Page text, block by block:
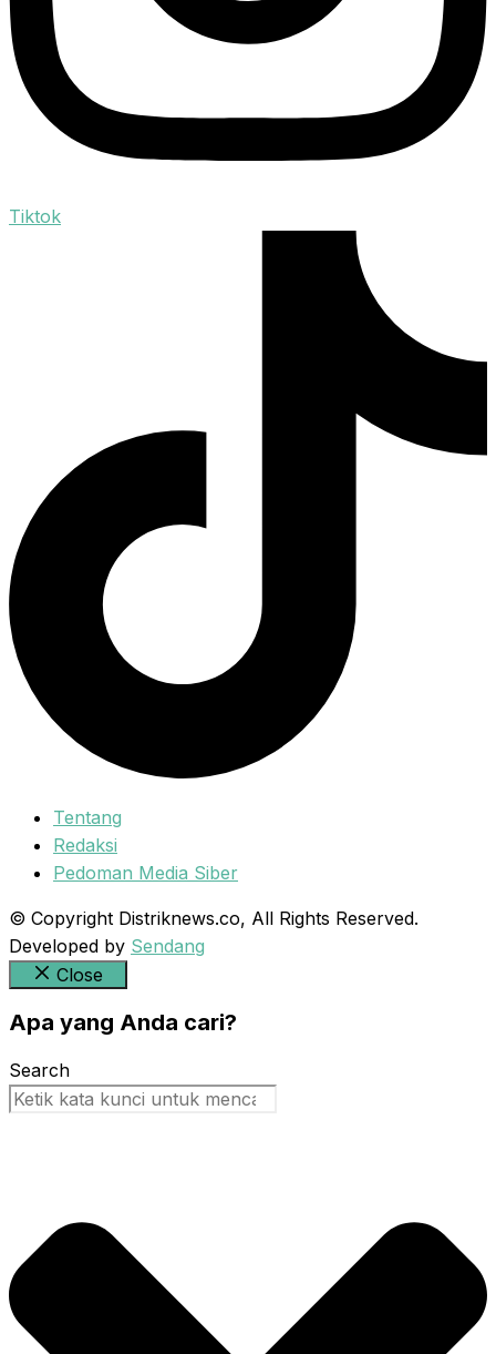
Tiktok
Tentang
Redaksi
Pedoman Media Siber
© Copyright Distriknews.co, All Rights Reserved.
Developed by Sendang
Close
Apa yang Anda cari?
Search